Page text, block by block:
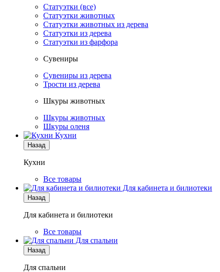
Статуэтки (все)
Статуэтки животных
Статуэтки животных из дерева
Статуэтки из дерева
Статуэтки из фарфора
Сувениры
Сувениры из дерева
Трости из дерева
Шкуры животных
Шкуры животных
Шкуры оленя
Кухни
Назад
Кухни
Все товары
Для кабинета и билиотеки
Назад
Для кабинета и билиотеки
Все товары
Для спальни
Назад
Для спальни